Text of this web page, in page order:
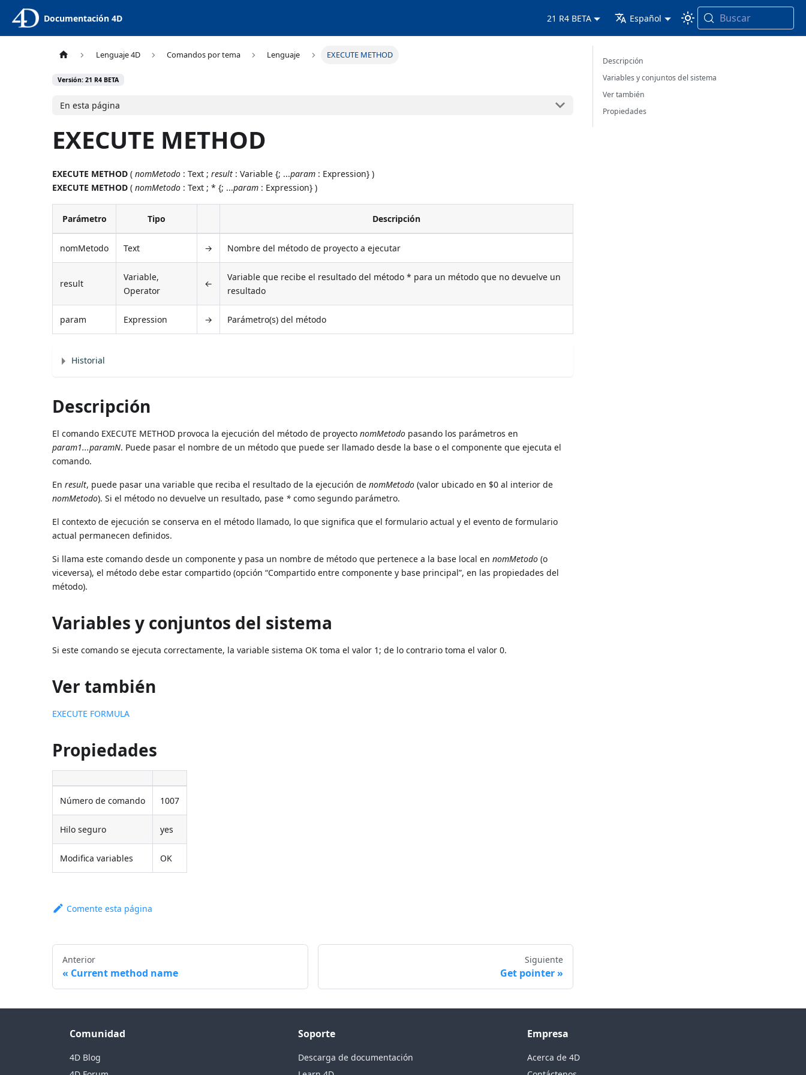
Documentación 4D 21 R4 BETA Español Buscar
Lenguaje 4D Comandos por tema Lenguaje EXECUTE METHOD
Versión: 21 R4 BETA
En esta página
EXECUTE METHOD
EXECUTE METHOD (nomMetodo : Text ;result : Variable {; ...param : Expression} )
EXECUTE METHOD (nomMetodo : Text ; * {; ...param : Expression} )
Parámetro Tipo Descripción
nomMetodo Text → Nombre del método de proyecto a ejecutar
result
Variable,
Operator
←
Variable que recibe el resultado del método * para un método que no devuelve un
resultado
param Expression → Parámetro(s) del método
Historial
Descripción
El comando EXECUTE METHOD provoca la ejecución del método de proyectonomMetodo pasando los parámetros en
param1...paramN. Puede pasar el nombre de un método que puede ser llamado desde la base o el componente que ejecuta el
comando.
Enresult, puede pasar una variable que reciba el resultado de la ejecución denomMetodo (valor ubicado en $0 al interior de
nomMetodo). Si el método no devuelve un resultado, pase * como segundo parámetro.
El contexto de ejecución se conserva en el método llamado, lo que significa que el formulario actual y el evento de formulario
actual permanecen definidos.
Si llama este comando desde un componente y pasa un nombre de método que pertenece a la base local ennomMetodo (o
viceversa), el método debe estar compartido (opción “Compartido entre componente y base principal”, en las propiedades del
método).
Variables y conjuntos del sistema
Si este comando se ejecuta correctamente, la variable sistema OK toma el valor 1; de lo contrario toma el valor 0.
Ver también
EXECUTE FORMULA
Propiedades
Número de comando 1007
Hilo seguro yes
Modifica variables OK
Comente esta página
Anterior
Current method name
Siguiente
Get pointer
Descripción
Variables y conjuntos del sistema
Ver también
Propiedades
Comunidad
4D Blog
Soporte
Descarga de documentación
Empresa
Acerca de 4D